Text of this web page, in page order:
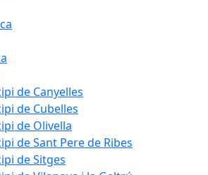
de Canyelles
de Cubelles
de Olivella
de Sant Pere de Ribes
de Sitges